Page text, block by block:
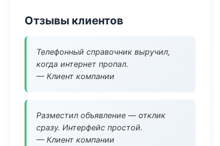
Отзывы клиентов
Телефонный справочник выручил,
когда интернет пропал.
— Клиент компании
Разместил объявление — отклик
сразу. Интерфейс простой.
— Клиент компании